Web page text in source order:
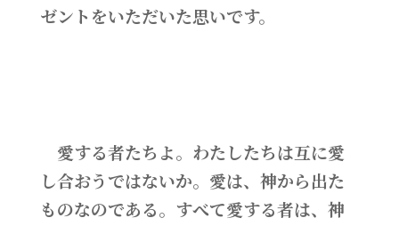
ゼントをいただいた思いです。
愛する者たちよ。わたしたちは互に愛
し合おうではないか。愛は、神から出た
ものなのである。すべて愛する者は、神